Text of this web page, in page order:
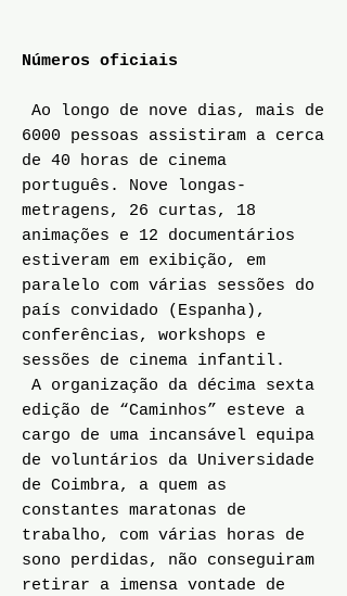
Números oficiais
Ao longo de nove dias, mais de
6000 pessoas assistiram a cerca
de 40 horas de cinema
português. Nove longas-
metragens, 26 curtas, 18
animações e 12 documentários
estiveram em exibição, em
paralelo com várias sessões do
país convidado (Espanha),
conferências, workshops e
sessões de cinema infantil.
A organização da décima sexta
edição de “Caminhos” esteve a
cargo de uma incansável equipa
de voluntários da Universidade
de Coimbra, a quem as
constantes maratonas de
trabalho, com várias horas de
sono perdidas, não conseguiram
retirar a imensa vontade de